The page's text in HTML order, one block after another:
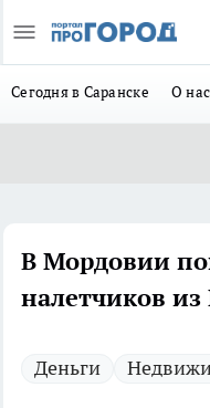
Сегодня в Саранске О нас
В Мордовии
налетчиков
Деньги